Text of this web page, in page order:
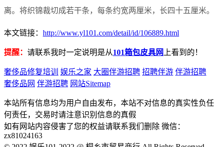
离。将织锦裁切成若干条，每条约宽两厘米，长四十五厘米。
本文链接： http://www.yl101.com/detail/id/106889.html
提醒： 请联系我时一定说明是从101箱包皮具网 上看到的！
奢侈品修复培训 娱乐之家 大圈伴游招聘 招聘伴游 伴游招聘
奢侈品网 伴游招聘 网站Sitemap
本站所有信息均为用户自由发布，本站不对信息的真实性负任
何责任，交易时请注意识别信息的真假
如有网站内容侵害了您的权益请联系我们删除 微信：
zx81024163